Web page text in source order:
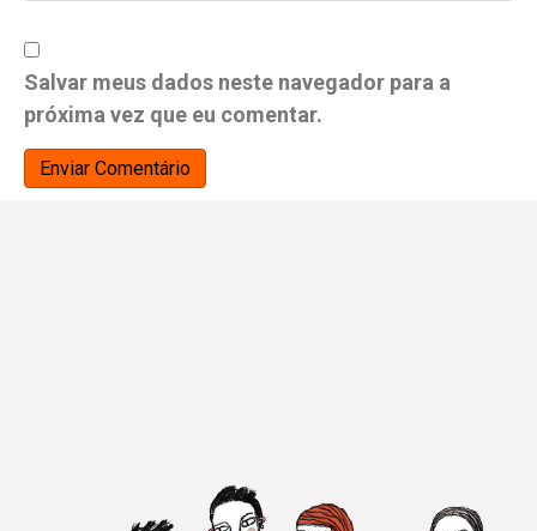
Salvar meus dados neste navegador para a
próxima vez que eu comentar.